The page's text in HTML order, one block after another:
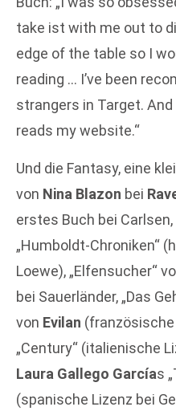
take ist with me out to
edge of the table so I
reading … I’ve been
strangers in Target.
reads my website.“
Und die Fantasy, eine
von Nina Blazon bei
erstes Buch bei Carlsen,
„Humboldt-Chroniken“
Loewe), „Elfensucher“
bei Sauerländer, „Das
von Evilan (französische
„Century“ (italienische
Laura Gallego Garcías
(spanische Lizenz bei